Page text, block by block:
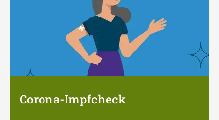
Corona-Impfcheck